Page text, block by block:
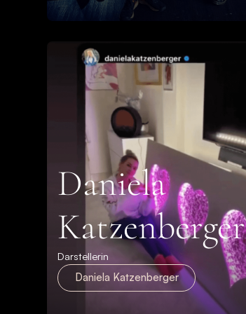
Daniela
Katzenberger
Darstellerin
Daniela Katzenberger